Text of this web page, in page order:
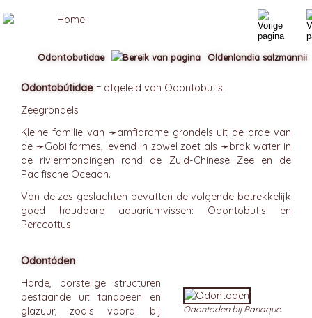
Odontobútidae = afgeleid van Odontobutis.
Zeegrondels
Kleine familie van ➛amfidromegrondels uit de orde van
de ➛Gobiiformes, levend in zowel zoet als ➛brak water in
de riviermondingen rond de Zuid-Chinese Zee en de
Pacifische Oceaan.
Van de zes geslachten bevatten de volgende betrekkelijk
goed houdbare aquariumvissen: Odontobutis en
Perccottus.
Odontóden
Odontoden bij Panaque.
Harde, borstelige structuren
bestaande uit tandbeen en
glazuur, zoals vooral bij
Odontobutidae Oldenlandia salzmannii